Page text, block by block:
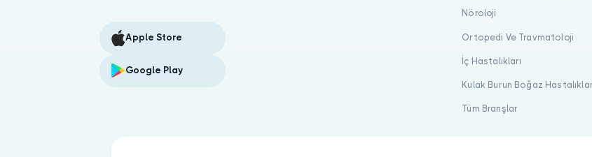
Apple Store
Google Play
Nöroloji
Ortopedi Ve Travmatoloji
İç Hastalıkları
Kulak Burun Boğaz
Tüm Branşlar